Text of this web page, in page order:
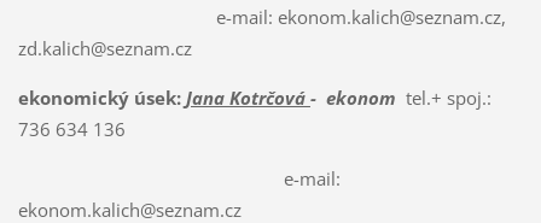
e-mail: ekonom.kalich@seznam.cz,
zd.kalich@seznam.cz
ekonomický úsek: Jana Kotrčová - ekonom tel.+ spoj.:
736 634 136
e-mail:
ekonom.kalich@seznam.cz